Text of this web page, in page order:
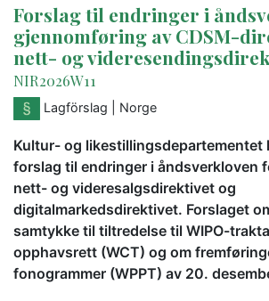
Forslag til endringer i
gjennomføring av CDSM-
nett- og
NIR2026W11
Lagförslag | Norge
Kultur- og likestillingsdepartementet
forslag til endringer i åndsverkloven
nett- og videresalgsdirektivet og
digitalmarkedsdirektivet. Forslaget
samtykke til tiltredelse til WIPO-
opphavsrett (WCT) og om
fonogrammer (WPPT) av 20.